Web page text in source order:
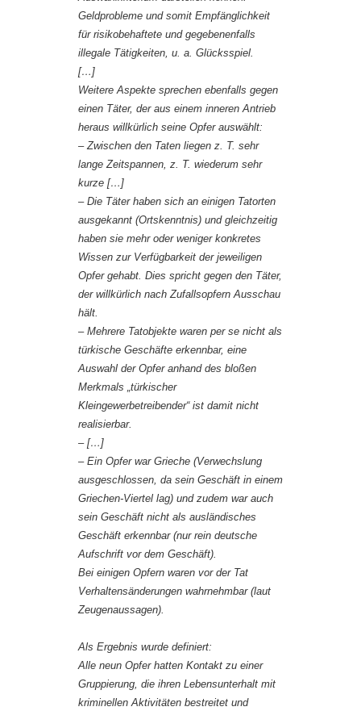
Geldprobleme und somit Empfänglichkeit
für risikobehaftete und gegebenenfalls
illegale Tätigkeiten, u. a. Glücksspiel.
[…]
Weitere Aspekte sprechen ebenfalls gegen
einen Täter, der aus einem inneren Antrieb
heraus willkürlich seine Opfer auswählt:
– Zwischen den Taten liegen z. T. sehr
lange Zeitspannen, z. T. wiederum sehr
kurze […]
– Die Täter haben sich an einigen Tatorten
ausgekannt (Ortskenntnis) und gleichzeitig
haben sie mehr oder weniger konkretes
Wissen zur Verfügbarkeit der jeweiligen
Opfer gehabt. Dies spricht gegen den Täter,
der willkürlich nach Zufallsopfern Ausschau
hält.
– Mehrere Tatobjekte waren per se nicht als
türkische Geschäfte erkennbar, eine
Auswahl der Opfer anhand des bloßen
Merkmals „türkischer
Kleingewerbetreibender“ ist damit nicht
realisierbar.
– […]
– Ein Opfer war Grieche (Verwechslung
ausgeschlossen, da sein Geschäft in einem
Griechen-Viertel lag) und zudem war auch
sein Geschäft nicht als ausländisches
Geschäft erkennbar (nur rein deutsche
Aufschrift vor dem Geschäft).
Bei einigen Opfern waren vor der Tat
Verhaltensänderungen wahrnehmbar (laut
Zeugenaussagen).
Als Ergebnis wurde definiert:
Alle neun Opfer hatten Kontakt zu einer
Gruppierung, die ihren Lebensunterhalt mit
kriminellen Aktivitäten bestreitet und